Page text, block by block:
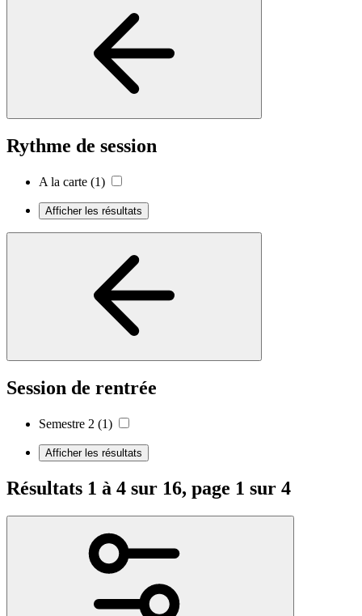
Rythme de session
A la carte (1)
Afficher les résultats
Session de rentrée
Semestre 2 (1)
Afficher les résultats
Résultats 1 à 4 sur 16, page 1 sur 4